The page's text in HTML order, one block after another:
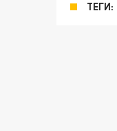
ТЕГИ: